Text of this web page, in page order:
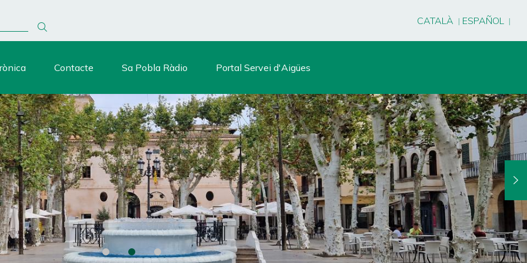
CATALÀ ESPAÑOL
Contacte Sa Pobla Ràdio Portal Servei d'Aigües